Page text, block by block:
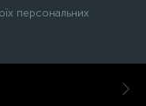
персональних